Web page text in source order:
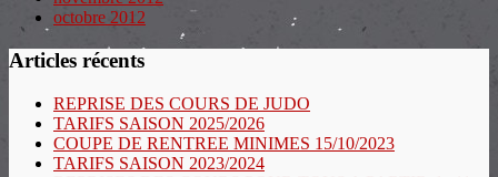
octobre 2012
Articles récents
REPRISE DES COURS DE JUDO
TARIFS SAISON 2025/2026
COUPE DE RENTREE MINIMES 15/10/2023
TARIFS SAISON 2023/2024